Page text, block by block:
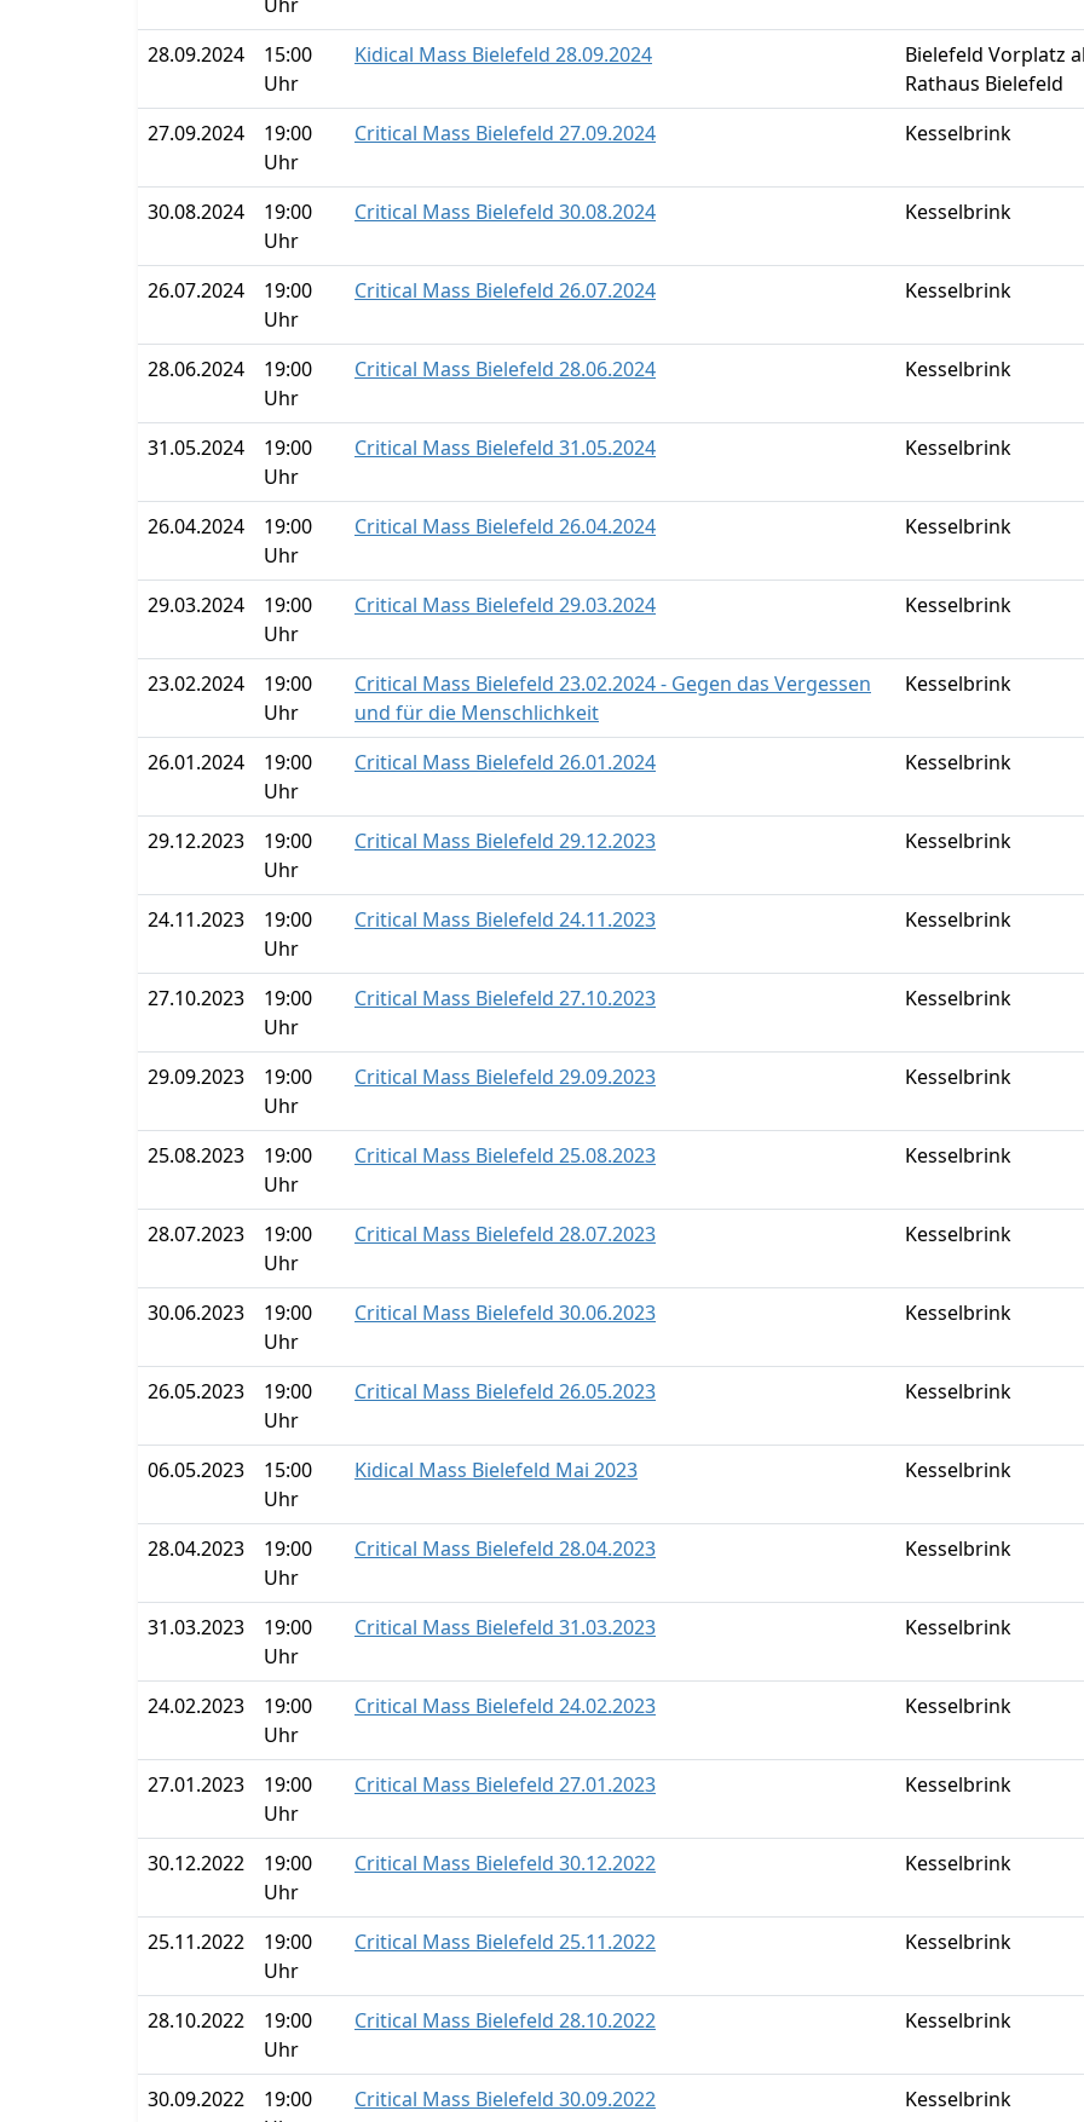
28.09.2024
15:00
Uhr
Kidical Mass Bielefeld 28.09.2024
Bielefeld Vorplatz
Rathaus Bielefeld
27.09.2024
19:00
Uhr
Critical Mass Bielefeld 27.09.2024 Kesselbrink
30.08.2024
19:00
Uhr
Critical Mass Bielefeld 30.08.2024 Kesselbrink
26.07.2024
19:00
Uhr
Critical Mass Bielefeld 26.07.2024 Kesselbrink
28.06.2024
19:00
Uhr
Critical Mass Bielefeld 28.06.2024 Kesselbrink
31.05.2024
19:00
Uhr
Critical Mass Bielefeld 31.05.2024 Kesselbrink
26.04.2024
19:00
Uhr
Critical Mass Bielefeld 26.04.2024 Kesselbrink
29.03.2024
19:00
Uhr
Critical Mass Bielefeld 29.03.2024 Kesselbrink
23.02.2024
19:00
Uhr
Critical Mass Bielefeld 23.02.2024 - Gegen das Vergessen
und für die Menschlichkeit
Kesselbrink
26.01.2024
19:00
Uhr
Critical Mass Bielefeld 26.01.2024 Kesselbrink
29.12.2023
19:00
Uhr
Critical Mass Bielefeld 29.12.2023 Kesselbrink
24.11.2023
19:00
Uhr
Critical Mass Bielefeld 24.11.2023 Kesselbrink
27.10.2023
19:00
Uhr
Critical Mass Bielefeld 27.10.2023 Kesselbrink
29.09.2023
19:00
Uhr
Critical Mass Bielefeld 29.09.2023 Kesselbrink
25.08.2023
19:00
Uhr
Critical Mass Bielefeld 25.08.2023 Kesselbrink
28.07.2023
19:00
Uhr
Critical Mass Bielefeld 28.07.2023 Kesselbrink
30.06.2023
19:00
Uhr
Critical Mass Bielefeld 30.06.2023 Kesselbrink
26.05.2023
19:00
Uhr
Critical Mass Bielefeld 26.05.2023 Kesselbrink
06.05.2023
15:00
Uhr
Kidical Mass Bielefeld Mai 2023 Kesselbrink
28.04.2023
19:00
Uhr
Critical Mass Bielefeld 28.04.2023 Kesselbrink
31.03.2023
19:00
Uhr
Critical Mass Bielefeld 31.03.2023 Kesselbrink
24.02.2023
19:00
Uhr
Critical Mass Bielefeld 24.02.2023 Kesselbrink
27.01.2023
19:00
Uhr
Critical Mass Bielefeld 27.01.2023 Kesselbrink
30.12.2022
19:00
Uhr
Critical Mass Bielefeld 30.12.2022 Kesselbrink
25.11.2022
19:00
Uhr
Critical Mass Bielefeld 25.11.2022 Kesselbrink
28.10.2022
19:00
Uhr
Critical Mass Bielefeld 28.10.2022 Kesselbrink
30.09.2022
19:00
Critical Mass Bielefeld 30.09.2022 Kesselbrink